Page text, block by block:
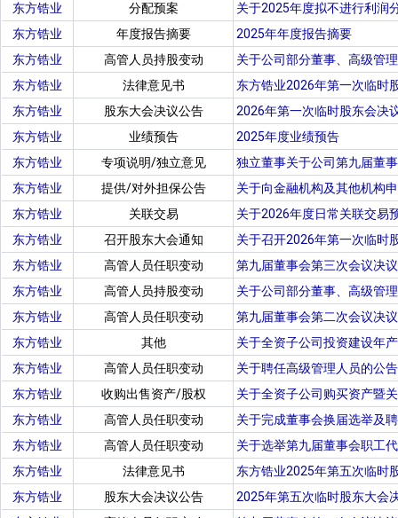
东方锆业
分配预案
关于2025年度拟不进行利润
东方锆业
年度报告摘要
2025年年度报告摘要
东方锆业
高管人员持股变动
关于公司部分董事、高级管
东方锆业
法律意见书
东方锆业2026年第一次临时
东方锆业
股东大会决议公告
2026年第一次临时股东会决
东方锆业
业绩预告
2025年度业绩预告
东方锆业
专项说明/独立意见
独立董事关于公司第九届董
东方锆业
提供/对外担保公告
关于向金融机构及其他机构
东方锆业
关联交易
关于2026年度日常关联交易
东方锆业
召开股东大会通知
关于召开2026年第一次临时
东方锆业
高管人员任职变动
第九届董事会第三次会议决
东方锆业
高管人员持股变动
关于公司部分董事、高级管
东方锆业
高管人员任职变动
第九届董事会第二次会议决
东方锆业
其他
关于全资子公司投资建设年
东方锆业
高管人员任职变动
关于聘任高级管理人员的公告
东方锆业
收购出售资产/股权
关于全资子公司购买资产暨
东方锆业
高管人员任职变动
关于完成董事会换届选举及
东方锆业
高管人员任职变动
关于选举第九届董事会职工
东方锆业
法律意见书
东方锆业2025年第五次临时
东方锆业
股东大会决议公告
2025年第五次临时股东大会